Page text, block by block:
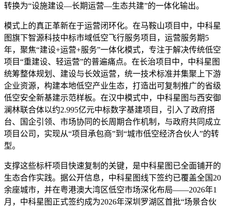
转换为“设施建设—长期运营—生态共建”的一体化输出。
模式上的真正革新在于运营闭环化。在马鞍山项目中，中科星
图旗下智源科技中标市域低空飞行服务项目，运营服务期5
年，聚焦“建设+运营+服务”一体化模式，专注于解决传统低空
项目“重建设、轻运营”的普遍痛点。在长治项目中，中科星图
统筹整体规划、建设与长效运营，统一技术标准并集聚上下游
企业资源，构建本地低空产业生态，打造出可复制推广的省级
低空安全新基建示范样板。在汉中模式中，中科星图与西安御
澜林联合体以约2.995亿元中标数字基建项目，引入了政府搭
台、国企引领、市场协同的长周期合作机制，与政府共同成立
项目公司，实现从“项目承包商”到“城市低空经济合伙人”的转
型。
支撑这些标杆项目快速复制的关键，是中科星图已全面铺开的
生态合作实践。据公开信息，中科星图线下签约已覆盖全国20
余座城市，并在粤港澳大湾区低空市场深化布局——2026年1
月，中科星图正式签约成为2026年深圳罗湖区首批“场景合伙